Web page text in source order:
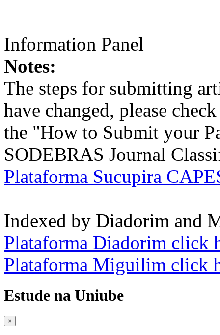
Information Panel
Notes:
The steps for submitting
have changed, please
the "How to Submit your
SODEBRAS Journal
Plataforma Sucupira
Indexed by Diadorim and
Plataforma Diadorim click
Plataforma Miguilim click
Estude na Uniube
×